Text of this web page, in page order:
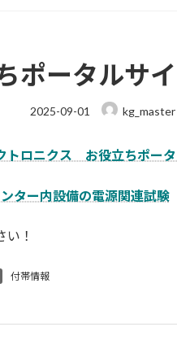
ポータルサ
最
新
:
2025-09-01 kg_master
トロニクス お役立ちポータ
ター内設備の電源関連試験
！
付帯情報